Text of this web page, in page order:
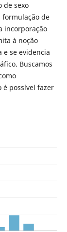
de sexo
formulação de
incorporação
à noção
e se evidencia
Buscamos
é possível fazer